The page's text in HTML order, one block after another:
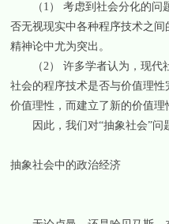
（1） 考虑到社会分化的问题
否无视现实中各种程序技术之
精神论中尤为突出。
（2） 许多学者认为，现代社
社会的程序技术是否与价值理
价值理性，而建立了新的价值
因此，我们对“抽象社会”问
抽象社会中的政治经济